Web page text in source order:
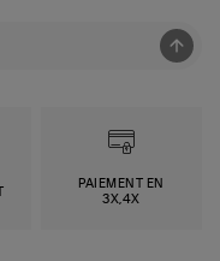
PAIEMENT EN
3X,4X